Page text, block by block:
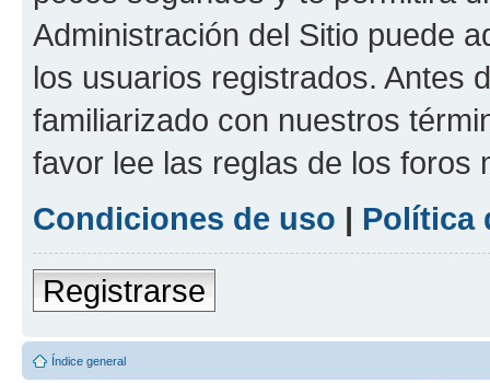
Administración del Sitio puede
los usuarios registrados. Antes
familiarizado con nuestros
favor lee las reglas de los foros
Condiciones de uso | Política
Registrarse
Índice general